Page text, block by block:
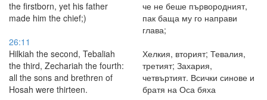
the firstborn, yet his father
made him the chief;)
че не беше първородният,
пак баща му го направи
глава;
26:11
Hilkiah the second, Tebaliah
the third, Zechariah the fourth:
all the sons and brethren of
Hosah were thirteen.
Хелкия, вторият; Тевалия,
третият; Захария,
четвъртият. Всички синове и
братя на Оса бяха